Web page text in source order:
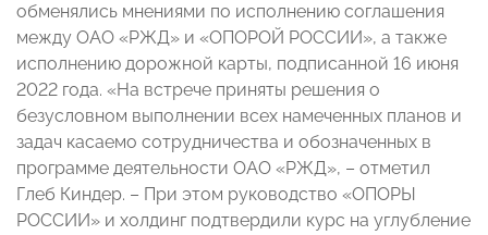
обменялись мнениями по исполнению соглашения
между ОАО «РЖД» и «ОПОРОЙ РОССИИ», а также
исполнению дорожной карты, подписанной 16 июня
2022 года. «На встрече приняты решения о
безусловном выполнении всех намеченных планов и
задач касаемо сотрудничества и обозначенных в
программе деятельности ОАО «РЖД», – отметил
Глеб Киндер. – При этом руководство «ОПОРЫ
РОССИИ» и холдинг подтвердили курс на углубление